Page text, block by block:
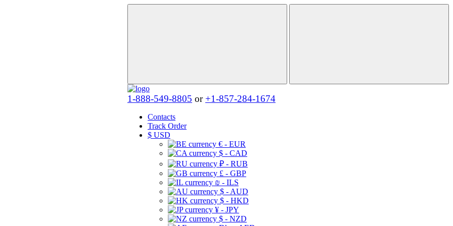
1-888-549-8805 or +1-857-284-1674
Contacts
Track Order
$ USD
€ - EUR
$ - CAD
₽ - RUB
£ - GBP
₪ - ILS
$ - AUD
$ - HKD
¥ - JPY
$ - NZD